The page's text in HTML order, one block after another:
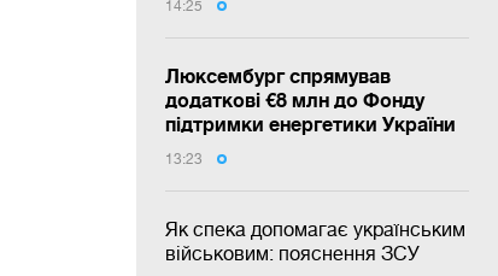
14:25
Люксембург спрямував
додаткові €8 млн до Фонду
підтримки енергетики України
13:23
Як спека допомагає українським
військовим: пояснення ЗСУ